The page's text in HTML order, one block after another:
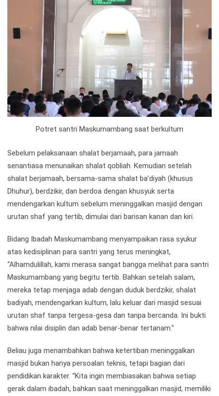
Potret santri Maskumambang saat berkultum
Sebelum pelaksanaan shalat berjamaah, para jamaah
senantiasa menunaikan shalat qobliah. Kemudian setelah
shalat berjamaah, bersama-sama shalat ba’diyah (khusus
Dhuhur), berdzikir, dan berdoa dengan khusyuk serta
mendengarkan kultum sebelum meninggalkan masjid dengan
urutan shaf yang tertib, dimulai dari barisan kanan dan kiri.
Bidang Ibadah Maskumambang menyampaikan rasa syukur
atas kedisiplinan para santri yang terus meningkat,
“Alhamdulillah, kami merasa sangat bangga melihat para santri
Maskumambang yang begitu tertib. Bahkan setelah salam,
mereka tetap menjaga adab dengan duduk berdzikir, shalat
badiyah, mendengarkan kultum, lalu keluar dari masjid sesuai
urutan shaf tanpa tergesa-gesa dan tanpa bercanda. Ini bukti
bahwa nilai disiplin dan adab benar-benar tertanam.”
Beliau juga menambahkan bahwa ketertiban meninggalkan
masjid bukan hanya persoalan teknis, tetapi bagian dari
pendidikan karakter. “Kita ingin membiasakan bahwa setiap
gerak dalam ibadah, bahkan saat meninggalkan masjid, memiliki